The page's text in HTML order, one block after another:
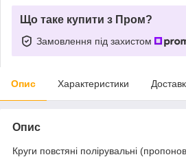
Що таке купити з Пром?
Замовлення під захистом
Опис Характеристики
Опис
Круги повстяні полірувальні